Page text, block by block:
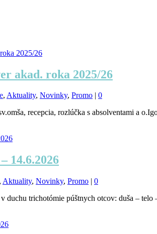
akad. roka 2025/26
, Aktuality, Novinky, Promo | 0
recepcia, rozlúčka s absolventami a
14.6.2026
, Aktuality, Novinky, Promo | 0
duchu trichotómie púštnych otcov: duša – telo